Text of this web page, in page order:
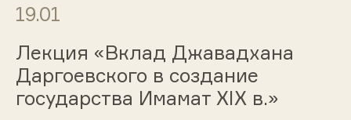
19.01
Лекция «Вклад Джавадхана
Даргоевского в создание
государства Имамат XIX в.»